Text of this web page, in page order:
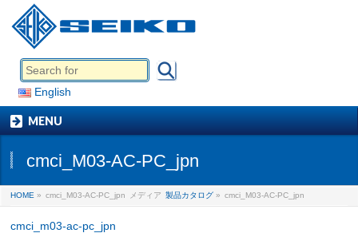
English
MENU
cmci_M03-AC-PC_jpn
HOME » cmci_M03-AC-PC_jpn メディア 製品カタログ » cmci_M03-AC-PC_jpn
cmci_m03-ac-pc_jpn